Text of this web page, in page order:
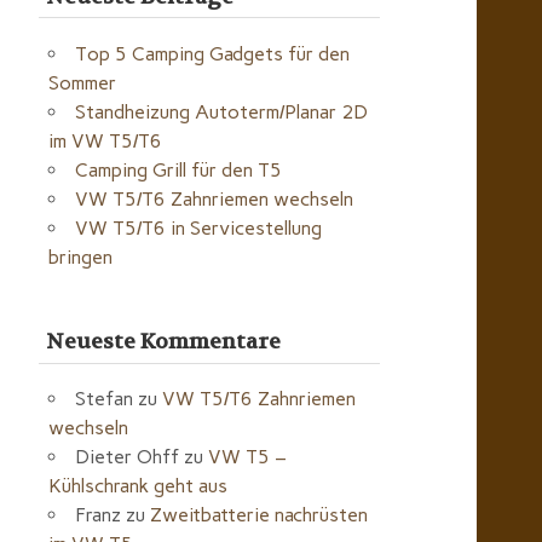
Top 5 Camping Gadgets für den
Sommer
Standheizung Autoterm/Planar 2D
im VW T5/T6
Camping Grill für den T5
VW T5/T6 Zahnriemen wechseln
VW T5/T6 in Servicestellung
bringen
Neueste Kommentare
Stefan zuVW T5/T6 Zahnriemen
wechseln
Dieter Ohff zuVW T5 –
Kühlschrank geht aus
Franz zu Zweitbatterie nachrüsten